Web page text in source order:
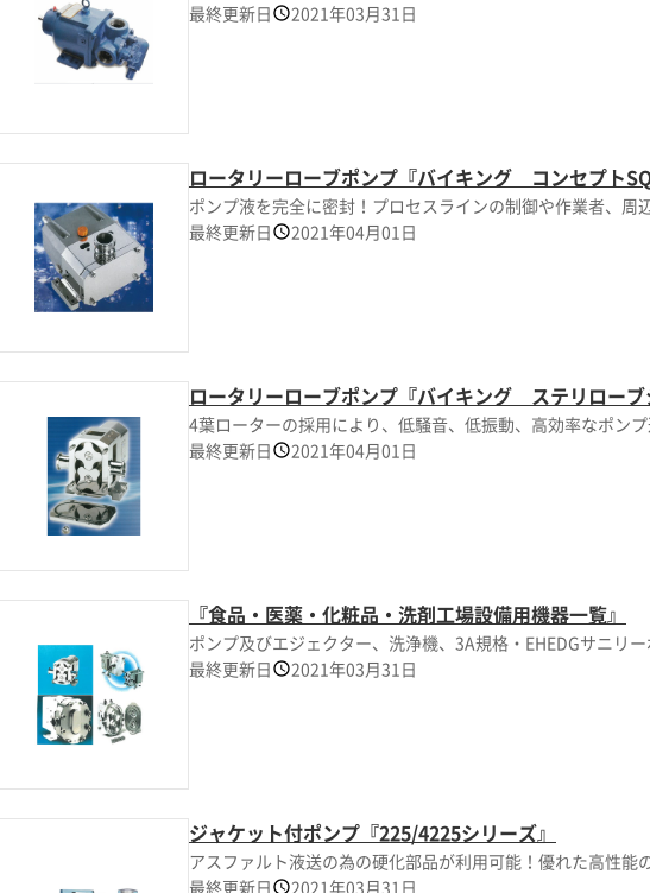
最終更新日
2021年03月31日
ロータリーローブポンプ『バイキング コンセプトSQ
ポンプ液を完全に密封！プロセスラインの制御や作業者、周
最終更新日
2021年04月01日
ロータリーローブポンプ『バイキング ステリローブ
4葉ローターの採用により、低騒音、低振動、高効率なポンプ
最終更新日
2021年04月01日
『食品・医薬・化粧品・洗剤工場設備用機器一覧』
ポンプ及びエジェクター、洗浄機、3A規格・EHEDGサニリ
最終更新日
2021年03月31日
ジャケット付ポンプ『225/4225シリーズ』
アスファルト液送の為の硬化部品が利用可能！優れた高性能
最終更新日
2021年03月31日